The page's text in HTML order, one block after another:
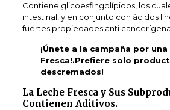
Contiene glicoesfingolípidos, los
intestinal, y en conjunto con ácidos
fuertes propiedades anti
¡Únete a la campaña por una
Fresca!.Prefiere solo
descremados!
La Leche Fresca y Sus
Contienen Aditivos.